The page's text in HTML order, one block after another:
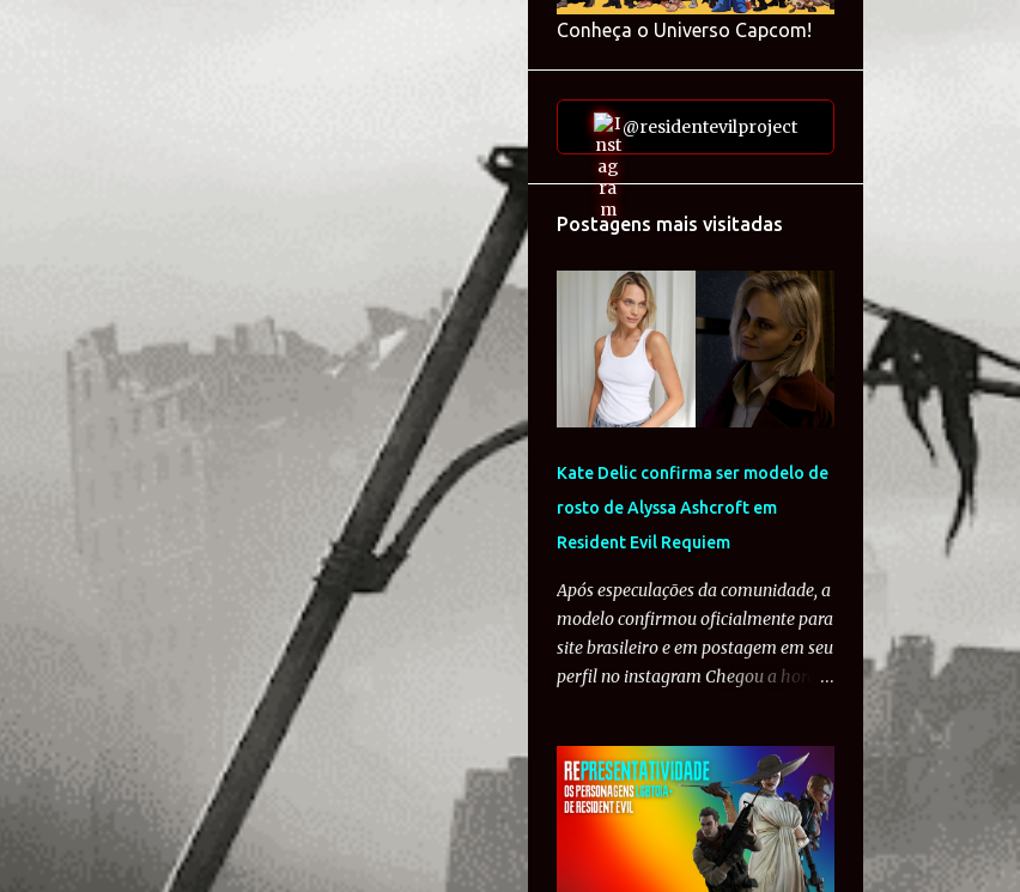
Conheça o Universo Capcom!
@residentevilproject
Postagens mais visitadas
Kate Delic confirma ser modelo de
rosto de Alyssa Ashcroft em
Resident Evil Requiem
Após especulações da comunidade, a
modelo confirmou oficialmente para
site brasileiro e em postagem em seu
perfil no instagram Chegou a hora
modelo Kate Delic confirmou
oficialmente que serviu como retrato
para a aparência da repórter em
Resident Evil Requiem. A suspeita
começou após a página Resident Evil